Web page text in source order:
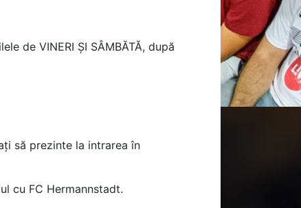
de VINERI ȘI SÂMBĂTĂ, după
să prezinte la intrarea în
cu FC Hermannstadt.